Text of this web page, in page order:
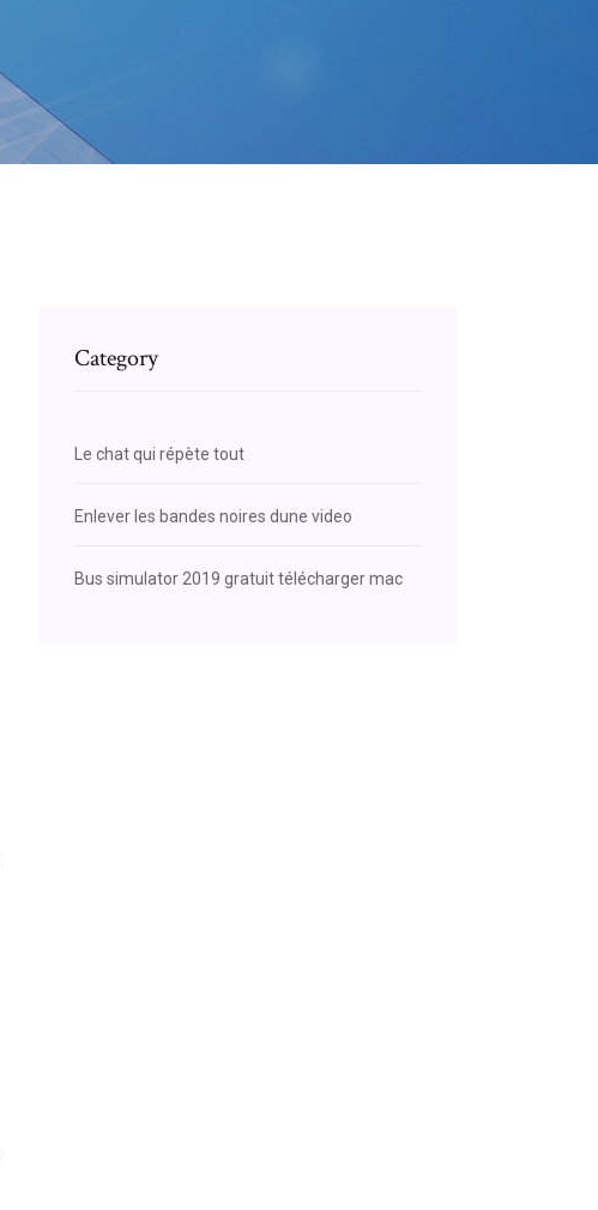
Category
Le chat qui répète tout
Enlever les bandes noires dune video
Bus simulator 2019 gratuit télécharger mac